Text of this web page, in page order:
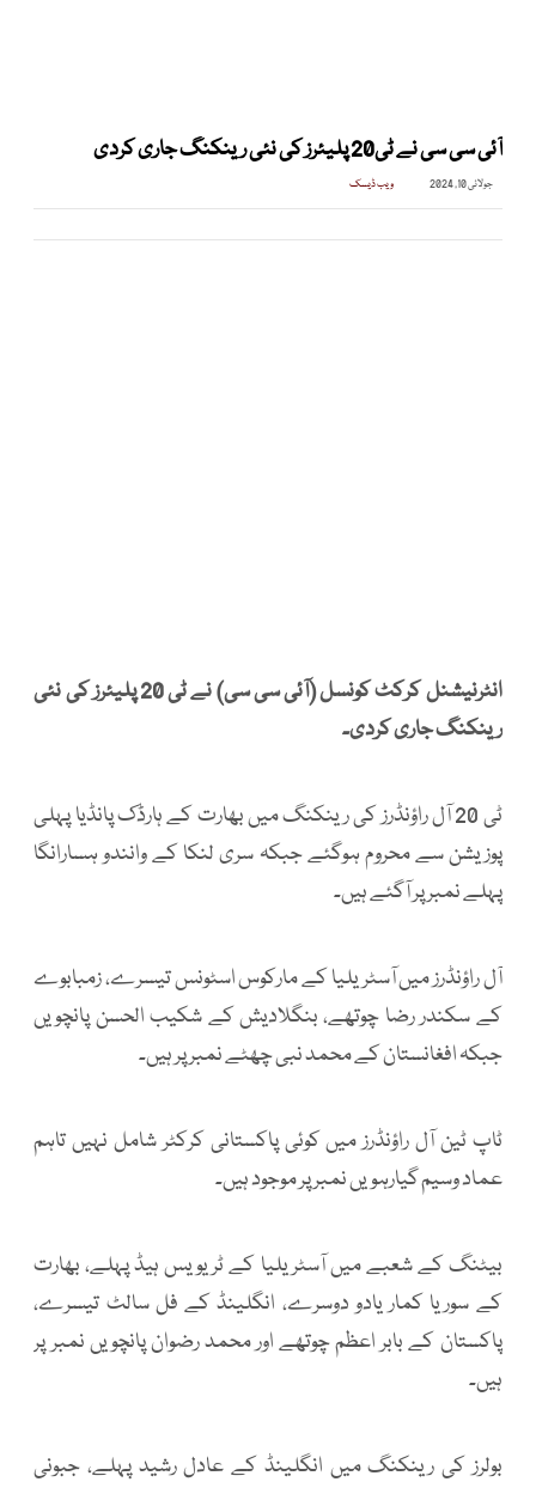
آئی سی سی نے ٹی20 پلیئرز کی نئی رینکنگ جاری کردی
جولائی 10, 2024 ویب ڈیسک
انٹرنیشنل کرکٹ کونسل (آئی سی سی) نے ٹی 20 پلیئرز کی نئی
رینکنگ جاری کردی۔
ٹی 20 آل راؤنڈرز کی رینکنگ میں بھارت کے ہارڈک پانڈیا پہلی
پوزیشن سے محروم ہوگئے جبکہ سری لنکا کے وانندو ہسارانگا
پہلے نمبر پر آگئے ہیں۔
آل راؤنڈرز میں آسٹریلیا کے مارکوس اسٹونس تیسرے، زمبابوے
کے سکندر رضا چوتھے، بنگلادیش کے شکیب الحسن پانچویں
جبکہ افغانستان کے محمد نبی چھٹے نمبر پر ہیں۔
ٹاپ ٹین آل راؤنڈرز میں کوئی پاکستانی کرکٹر شامل نہیں تاہم
عماد وسیم گیارہویں نمبر پر موجود ہیں۔
بیٹنگ کے شعبے میں آسٹریلیا کے ٹریویس ہیڈ پہلے، بھارت
کے سوریا کمار یادو دوسرے، انگلینڈ کے فل سالٹ تیسرے،
پاکستان کے بابر اعظم چوتھے اور محمد رضوان پانچویں نمبر پر
ہیں۔
بولرز کی رینکنگ میں انگلینڈ کے عادل رشید پہلے، جبونی